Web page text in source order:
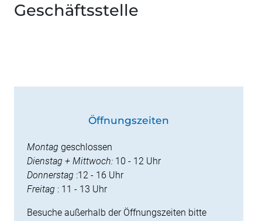
Geschäftsstelle
Öffnungszeiten
Montag geschlossen
Dienstag + Mittwoch:10 - 12 Uhr
Donnerstag :12 - 16 Uhr
Freitag : 11 - 13 Uhr
Besuche außerhalb der Öffnungszeiten bitte